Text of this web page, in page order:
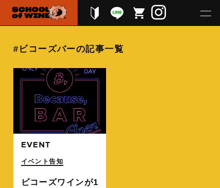
#ビコーズバーの記事一覧
EVENT
イベント告知
ビコーズワインが1